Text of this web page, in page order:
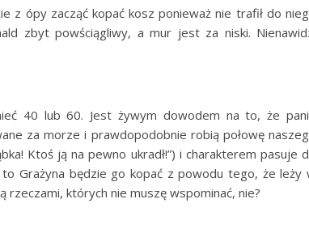
z ópy zacząć kopać kosz ponieważ nie trafił do
zbyt powściągliwy, a mur jest za niski.
40 lub 60. Jest żywym dowodem na to, że
za morze i prawdopodobnie robią połowę
Ktoś ją na pewno ukradł!”) i charakterem pasuje
to Grażyna będzie go kopać z powodu tego, że leży
rzeczami, których nie muszę wspominać, nie?